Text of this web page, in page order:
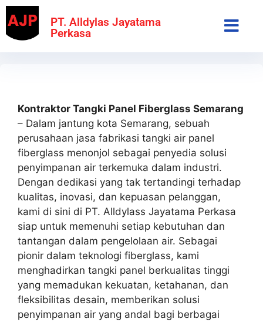
PT. Alldylas Jayatama
Perkasa
Kontraktor Tangki Panel Fiberglass Semarang
– Dalam jantung kota Semarang, sebuah
perusahaan jasa fabrikasi tangki air panel
fiberglass menonjol sebagai penyedia solusi
penyimpanan air terkemuka dalam industri.
Dengan dedikasi yang tak tertandingi terhadap
kualitas, inovasi, dan kepuasan pelanggan,
kami di sini di PT. Alldylass Jayatama Perkasa
siap untuk memenuhi setiap kebutuhan dan
tantangan dalam pengelolaan air. Sebagai
pionir dalam teknologi fiberglass, kami
menghadirkan tangki panel berkualitas tinggi
yang memadukan kekuatan, ketahanan, dan
fleksibilitas desain, memberikan solusi
penyimpanan air yang andal bagi berbagai